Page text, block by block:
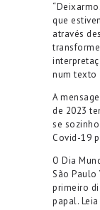
que
através
num texto
A
de 2023
se
Covid-19
O Dia
São Paulo
primeiro
papal.